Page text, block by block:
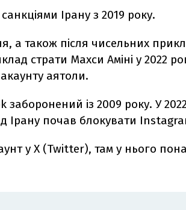
Ірану з 2019 року.
а також після чисельних
страти Махси Аміні у 2022
аятоли.
заборонений із 2009 року. У
Ірану почав блокувати
у X (Twitter), там у нього